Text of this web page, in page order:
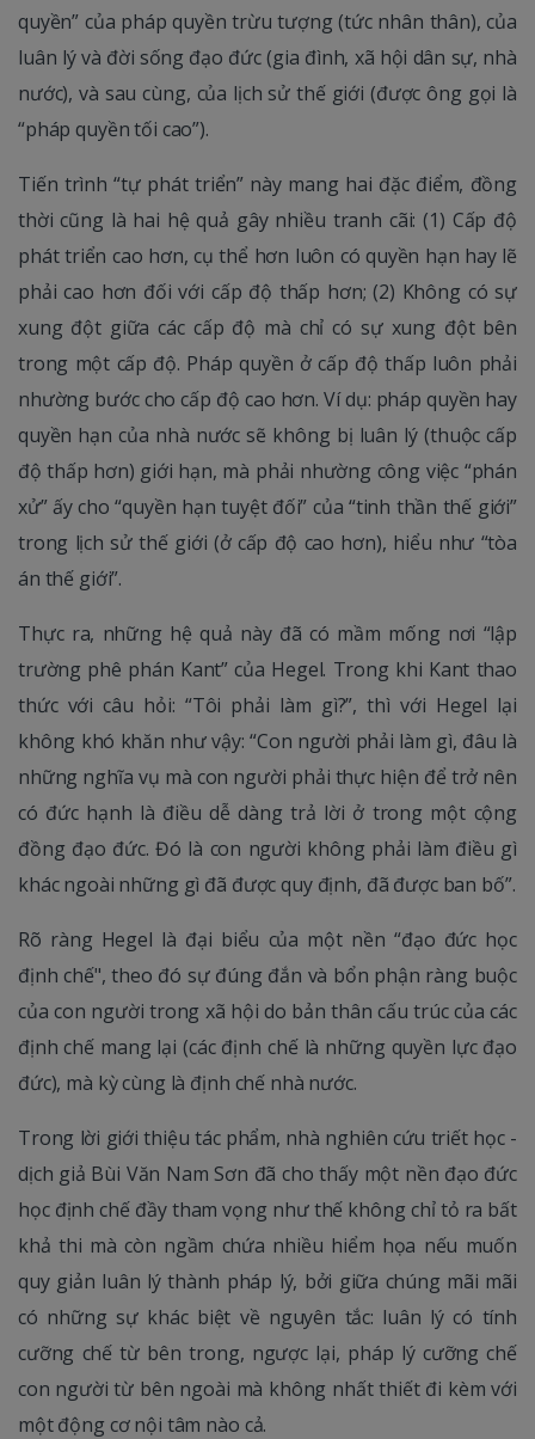
quyền” của pháp quyền trừu tượng (tức nhân thân), của
luân lý và đời sống đạo đức (gia đình, xã hội dân sự, nhà
nước), và sau cùng, của lịch sử thế giới (được ông gọi là
“pháp quyền tối cao”).
Tiến trình “tự phát triển” này mang hai đặc điểm, đồng
thời cũng là hai hệ quả gây nhiều tranh cãi: (1) Cấp độ
phát triển cao hơn, cụ thể hơn luôn có quyền hạn hay lẽ
phải cao hơn đối với cấp độ thấp hơn; (2) Không có sự
xung đột giữa các cấp độ mà chỉ có sự xung đột bên
trong một cấp độ. Pháp quyền ở cấp độ thấp luôn phải
nhường bước cho cấp độ cao hơn. Ví dụ: pháp quyền hay
quyền hạn của nhà nước sẽ không bị luân lý (thuộc cấp
độ thấp hơn) giới hạn, mà phải nhường công việc “phán
xử” ấy cho “quyền hạn tuyệt đối” của “tinh thần thế giới”
trong lịch sử thế giới (ở cấp độ cao hơn), hiểu như “tòa
án thế giới”.
Thực ra, những hệ quả này đã có mầm mống nơi “lập
trường phê phán Kant” của Hegel. Trong khi Kant thao
thức với câu hỏi: “Tôi phải làm gì?”, thì với Hegel lại
không khó khăn như vậy: “Con người phải làm gì, đâu là
những nghĩa vụ mà con người phải thực hiện để trở nên
có đức hạnh là điều dễ dàng trả lời ở trong một cộng
đồng đạo đức. Đó là con người không phải làm điều gì
khác ngoài những gì đã được quy định, đã được ban bố”.
Rõ ràng Hegel là đại biểu của một nền “đạo đức học
định chế", theo đó sự đúng đắn và bổn phận ràng buộc
của con người trong xã hội do bản thân cấu trúc của các
định chế mang lại (các định chế là những quyền lực đạo
đức), mà kỳ cùng là định chế nhà nước.
Trong lời giới thiệu tác phẩm, nhà nghiên cứu triết học -
dịch giả Bùi Văn Nam Sơn đã cho thấy một nền đạo đức
học định chế đầy tham vọng như thế không chỉ tỏ ra bất
khả thi mà còn ngầm chứa nhiều hiểm họa nếu muốn
quy giản luân lý thành pháp lý, bởi giữa chúng mãi mãi
có những sự khác biệt về nguyên tắc: luân lý có tính
cưỡng chế từ bên trong, ngược lại, pháp lý cưỡng chế
con người từ bên ngoài mà không nhất thiết đi kèm với
một động cơ nội tâm nào cả.